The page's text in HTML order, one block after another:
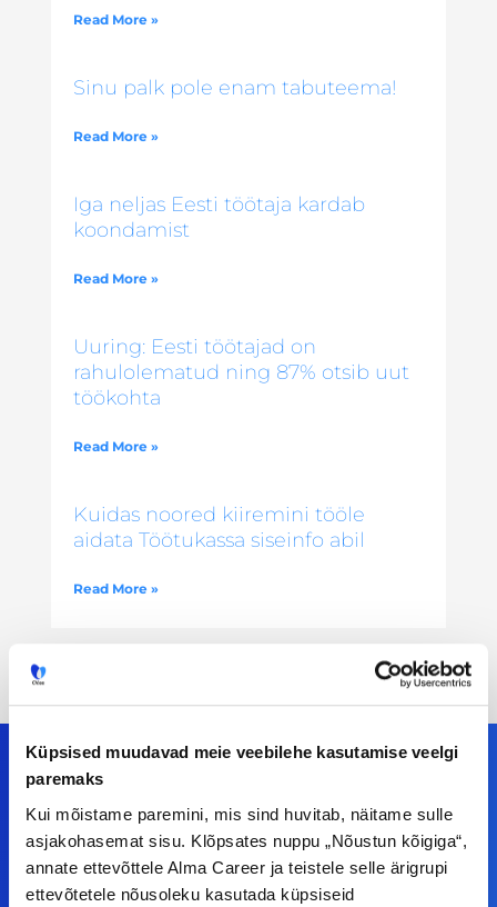
Küpsised muudavad meie veebilehe kasutamise veelgi
paremaks
Kui mõistame paremini, mis sind huvitab, näitame sulle
asjakohasemat sisu. Klõpsates nuppu „Nõustun kõigiga“,
annate ettevõttele Alma Career ja teistele selle ärigrupi
ettevõtetele nõusoleku kasutada küpsiseid
Read More »
Sinu palk pole enam tabuteema!
Read More »
Iga neljas Eesti töötaja kardab
koondamist
Read More »
Uuring: Eesti töötajad on
rahulolematud ning 87% otsib uut
töökohta
Read More »
Kuidas noored kiiremini tööle
aidata Töötukassa siseinfo abil
Read More »
Meiega leiad!
Tööelublogi.ee lehelt leiad kõik vajaliku, et olla